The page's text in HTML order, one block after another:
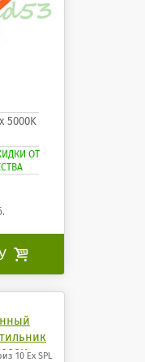
5000K
ОТ

10 Ех SPL